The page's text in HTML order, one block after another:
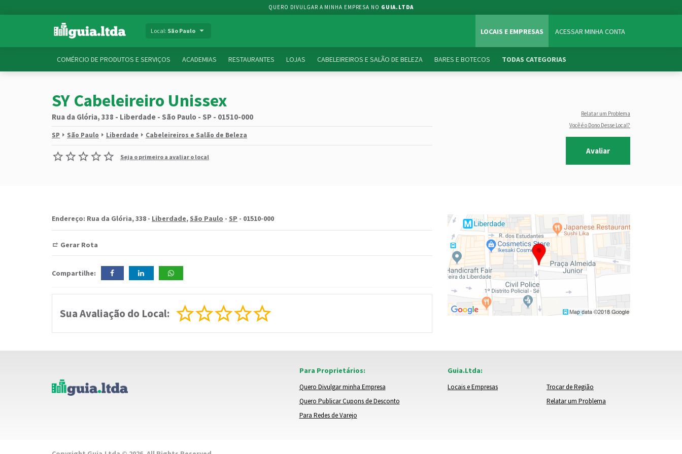
QUERO DIVULGAR A MINHA EMPRESA NO GUIA.LTDA
Local: São Paulo LOCAIS E EMPRESAS ACESSAR MINHA CONTA
COMÉRCIO DE PRODUTOS E SERVIÇOS ACADEMIAS RESTAURANTES LOJAS CABELEIREIROS E SALÃO DE BELEZA BARES E BOTECOS TODAS CATEGORIAS
SY Cabeleireiro Unissex
Rua da Glória, 338 - Liberdade - São Paulo - SP - 01510-000
SP São Paulo Liberdade Cabeleireiros e Salão de Beleza
Seja o primeiro a avaliar o local
Relatar um Problema
Você é o Dono Desse Local?
Avaliar
Endereço: Rua da Glória, 338 - Liberdade, São Paulo - SP - 01510-000
Gerar Rota
Compartilhe:
Sua Avaliação do Local:
Para Proprietários:
Quero Divulgar minha Empresa
Quero Publicar Cupons de Desconto
Para Redes de Varejo
Guia.Ltda:
Locais e Empresas
Trocar de Região
Relatar um Problema